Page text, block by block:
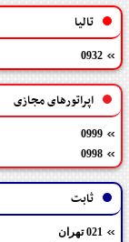
تالیا
0932
اپراتورهای مجازی
0999
0998
ثابت
021 تهران